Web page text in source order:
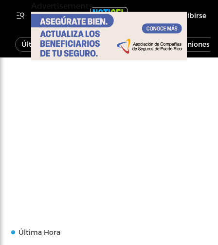
Inscribirse
Última Hora Noticias Economía Opiniones
Última Hora
Advertisements